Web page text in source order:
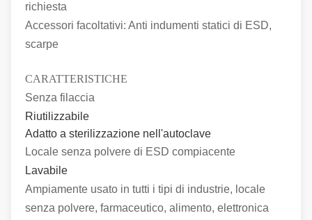
richiesta
Accessori facoltativi: Anti indumenti statici di ESD,
scarpe
CARATTERISTICHE
Senza filaccia
Riutilizzabile
Adatto a sterilizzazione nell'autoclave
Locale senza polvere di ESD compiacente
Lavabile
Ampiamente usato in tutti i tipi di industrie, locale
senza polvere, farmaceutico, alimento, elettronica